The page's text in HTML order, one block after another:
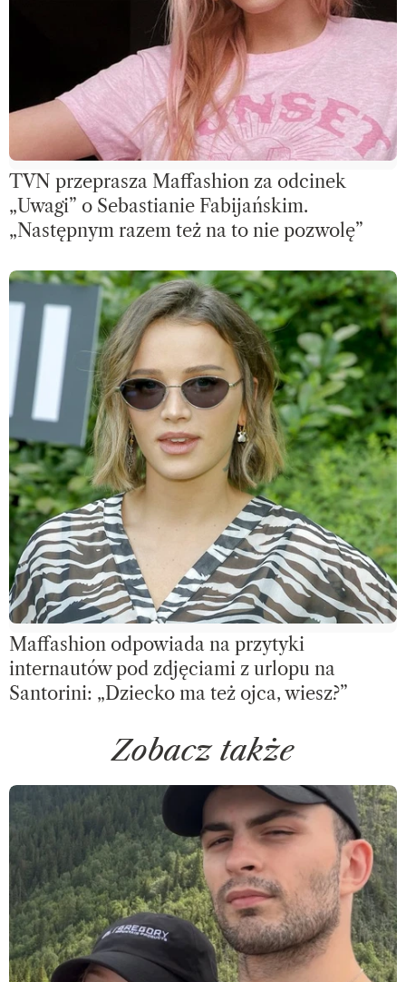
TVN przeprasza Maffashion za odcinek
„Uwagi” o Sebastianie Fabijańskim.
„Następnym razem też na to nie pozwolę”
Maffashion odpowiada na przytyki
internautów pod zdjęciami z urlopu na
Santorini: „Dziecko ma też ojca, wiesz?”
Zobacz także